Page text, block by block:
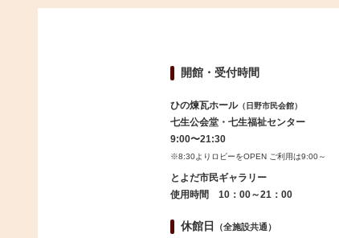
開館・受付時間
ひの煉瓦ホール（日野市民会館）
七生公会堂・七生福祉センター
9:00〜21:30
※8:30よりロビーをOPEN ご利用は9:00～
とよだ市民ギャラリー
使用時間 10：00～21：00
休館日 （全施設共通）